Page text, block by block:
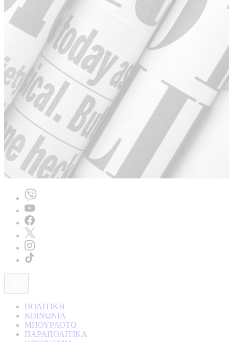
ΠΟΛΙΤΙΚΗ
ΚΟΙΝΩΝΙΑ
ΜΠΟΥΡΛΟΤΟ
ΠΑΡΑΠΟΛΙΤΙΚΑ